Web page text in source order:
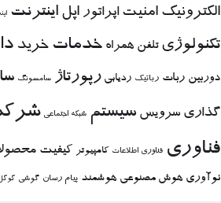
الكترونیك امنیت اپراتور اپل اینترنت
تكنولوژی تلفن همراه خدمات خرید
دوربین ربات رباتیك ردیابی رپورتاژ سامسونگ
گذاری سرویس سیستم شبكه اجتماعی
فناوری فناوری اطلاعات كامپیوتر كیفیت
نوآوری هوش مصنوعی هوشمند پیام رسان گوشی